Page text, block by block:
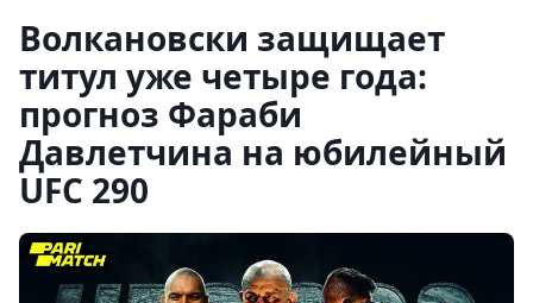
Волкановски защищает
титул уже четыре года:
прогноз Фараби
Давлетчина на юбилейный
UFC 290